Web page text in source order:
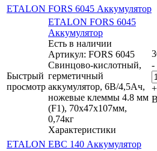
ETALON FORS 6045 Аккумулятор
Быстрый
просмотр
ETALON FORS 6045
Аккумулятор
Есть в наличии
Артикул: FORS 6045
Свинцово-кислотный,
герметичный
аккумулятор, 6В/4,5Ач,
ножевые клеммы 4.8 мм
(F1), 70х47х107мм,
0,74кг
Характеристики
-
+
ETALON EBC 140 Аккумулятор